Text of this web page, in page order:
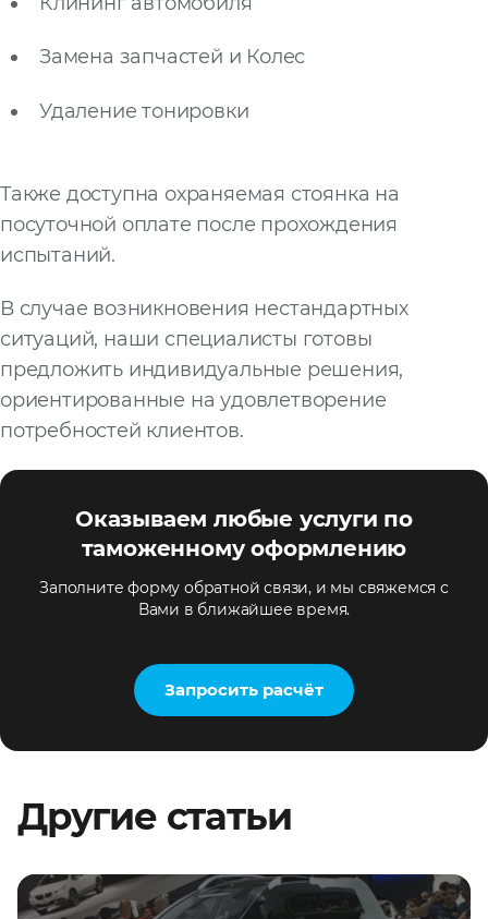
Замена запчастей и Колес
Удаление тонировки
Также доступна охраняемая стоянка на
посуточной оплате после прохождения
испытаний.
В случае возникновения нестандартных
ситуаций, наши специалисты готовы
предложить индивидуальные решения,
ориентированные на удовлетворение
потребностей клиентов.
Оказываем любые услуги по
таможенному оформлению
Заполните форму обратной связи, и мы свяжемся с
Вами в ближайшее время.
Запросить расчёт
Другие статьи